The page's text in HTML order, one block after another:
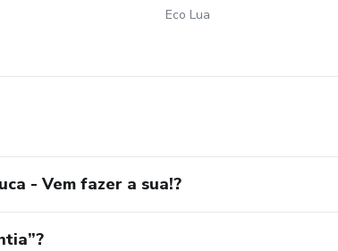
Eco Lua
- Vem fazer a sua!?